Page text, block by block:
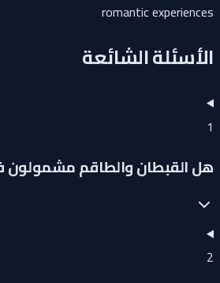
romantic experiences
الأسئلة الشائعة
هل القبطان والطاقم مشمولون